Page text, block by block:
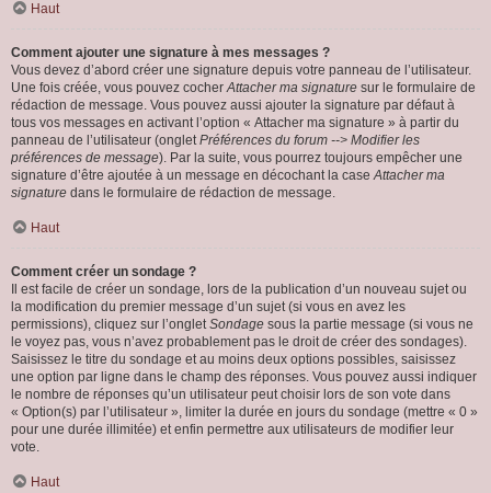
Haut
Comment ajouter une signature à mes messages ?
Vous devez d’abord créer une signature depuis votre panneau de l’utilisateur.
Une fois créée, vous pouvez cocherAttacher ma signature sur le formulaire de
rédaction de message. Vous pouvez aussi ajouter la signature par défaut à
tous vos messages en activant l’option « Attacher ma signature » à partir du
panneau de l’utilisateur (ongletPréférences du forum --> Modifier les
préférences de message). Par la suite, vous pourrez toujours empêcher une
signature d’être ajoutée à un message en décochant la caseAttacher ma
signature dans le formulaire de rédaction de message.
Haut
Comment créer un sondage ?
Il est facile de créer un sondage, lors de la publication d’un nouveau sujet ou
la modification du premier message d’un sujet (si vous en avez les
permissions), cliquez sur l’ongletSondage sous la partie message (si vous ne
le voyez pas, vous n’avez probablement pas le droit de créer des sondages).
Saisissez le titre du sondage et au moins deux options possibles, saisissez
une option par ligne dans le champ des réponses. Vous pouvez aussi indiquer
le nombre de réponses qu’un utilisateur peut choisir lors de son vote dans
« Option(s) par l’utilisateur », limiter la durée en jours du sondage (mettre « 0 »
pour une durée illimitée) et enfin permettre aux utilisateurs de modifier leur
vote.
Haut